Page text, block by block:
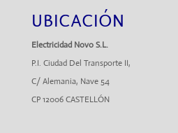
UBICACIÓN
Electricidad Novo S.L.
P.I. Ciudad Del Transporte II,
C/ Alemania, Nave 54
CP 12006 CASTELLÓN